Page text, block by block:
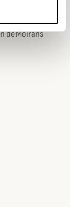
les ateliers
de Moirans